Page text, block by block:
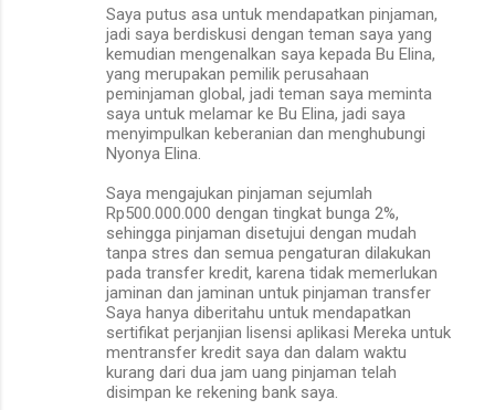
Saya putus asa untuk mendapatkan pinjaman,
jadi saya berdiskusi dengan teman saya yang
kemudian mengenalkan saya kepada Bu Elina,
yang merupakan pemilik perusahaan
peminjaman global, jadi teman saya meminta
saya untuk melamar ke Bu Elina, jadi saya
menyimpulkan keberanian dan menghubungi
Nyonya Elina.
Saya mengajukan pinjaman sejumlah
Rp500.000.000 dengan tingkat bunga 2%,
sehingga pinjaman disetujui dengan mudah
tanpa stres dan semua pengaturan dilakukan
pada transfer kredit, karena tidak memerlukan
jaminan dan jaminan untuk pinjaman transfer
Saya hanya diberitahu untuk mendapatkan
sertifikat perjanjian lisensi aplikasi Mereka untuk
mentransfer kredit saya dan dalam waktu
kurang dari dua jam uang pinjaman telah
disimpan ke rekening bank saya.